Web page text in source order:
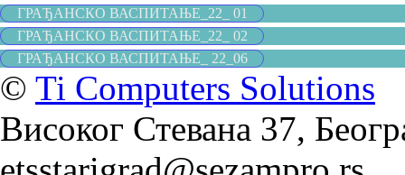
ГРАЂАНСКО ВАСПИТАЊЕ_22_ 01
ГРАЂАНСКО ВАСПИТАЊЕ_22_ 02
ГРАЂАНСКО ВАСПИТАЊЕ_ 22_06
© Ti Computers Solutions
Високог Стевана 37,